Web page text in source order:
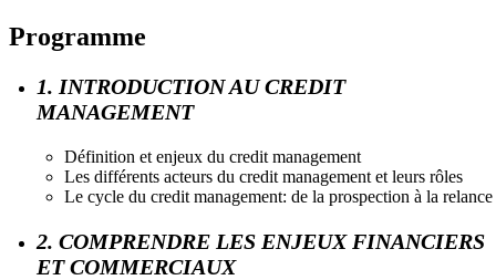
Programme
1. INTRODUCTION AU CREDIT
MANAGEMENT
Définition et enjeux du credit management
Les différents acteurs du credit management et leurs rôles
Le cycle du credit management: de la prospection à la relance
2. COMPRENDRE LES ENJEUX FINANCIERS
ET COMMERCIAUX